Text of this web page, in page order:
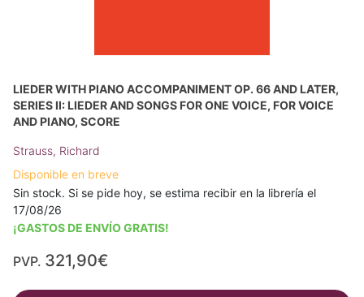
LIEDER WITH PIANO ACCOMPANIMENT OP. 66 AND LATER,
SERIES II: LIEDER AND SONGS FOR ONE VOICE, FOR VOICE
AND PIANO, SCORE
Strauss, Richard
Disponible en breve
Sin stock. Si se pide hoy, se estima recibir en la librería el
17/08/26
¡GASTOS DE ENVÍO GRATIS!
PVP. 321,90€